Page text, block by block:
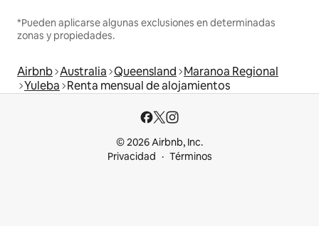
*Pueden aplicarse algunas exclusiones en determinadas
zonas y propiedades.
Airbnb Australia Queensland Maranoa Regional
Yuleba Renta mensual de alojamientos
© 2026 Airbnb, Inc.
Privacidad
Términos